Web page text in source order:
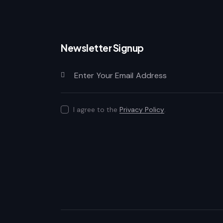
Newsletter Signup
I agree to the Privacy Policy.